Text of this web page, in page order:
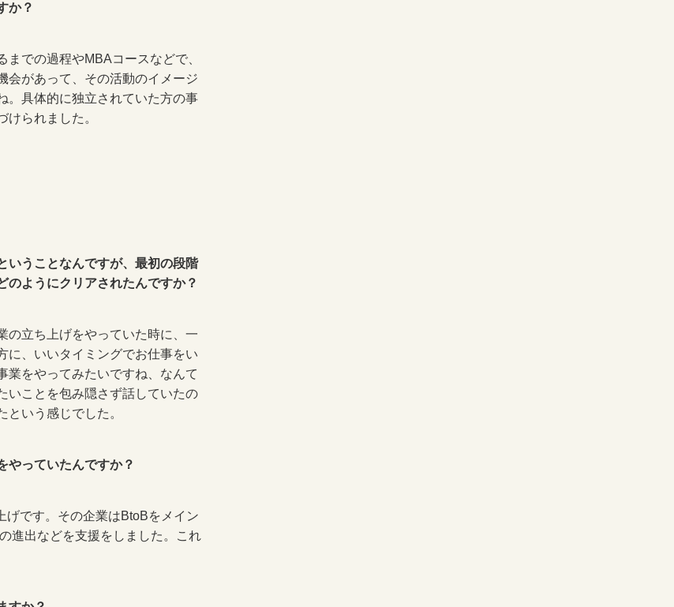
か？
での過程やMBAコースなどで、
会があって、その活動のイメージ
。具体的に独立されていた方の事
られました。
うことなんですが、最初の段階
のようにクリアされたんですか？
の立ち上げをやっていた時に、一
に、いいタイミングでお仕事をい
業をやってみたいですね、なんて
いことを包み隠さず話していたの
いう感じでした。
っていたんですか？
げです。その企業はBtoBをメイン
進出などを支援をしました。これ